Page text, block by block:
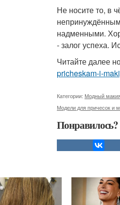
Не носите то, в
непринуждённым
надменными.
- залог успеха.
Читайте далее
pricheskam-i-
Категории: Модный
Модели для причесок и
Понравилось?